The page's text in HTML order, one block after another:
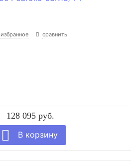
избранное сравнить
128 095 руб.